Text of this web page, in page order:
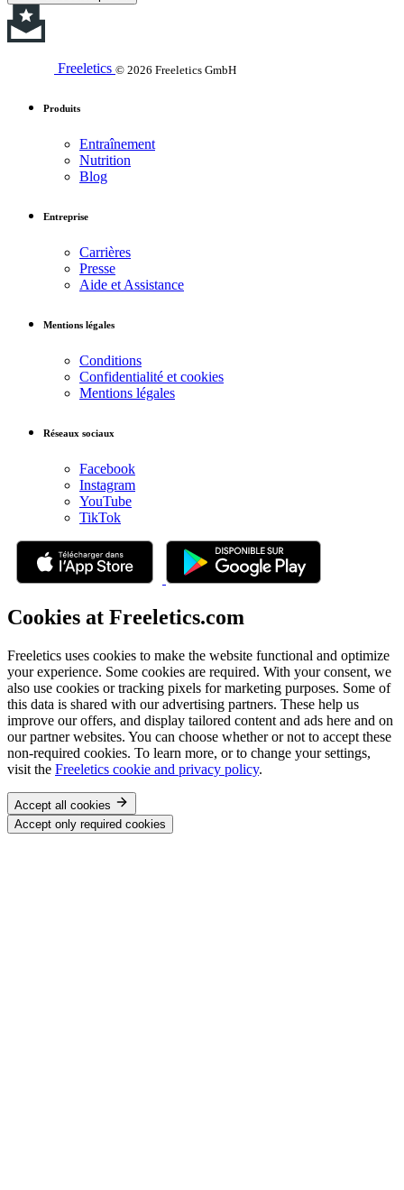
Freeletics © 2026 Freeletics GmbH
Produits
Entraînement
Nutrition
Blog
Entreprise
Carrières
Presse
Aide et Assistance
Mentions légales
Conditions
Confidentialité et cookies
Mentions légales
Réseaux sociaux
Facebook
Instagram
YouTube
TikTok
Cookies at Freeletics.com
Freeletics uses cookies to make the website functional and optimize
your experience. Some cookies are required. With your consent, we
also use cookies or tracking pixels for marketing purposes. Some of
this data is shared with our advertising partners. These help us
improve our offers, and display tailored content and ads here and on
our partner websites. You can choose whether or not to accept these
non-required cookies. To learn more, or to change your settings,
visit the Freeletics cookie and privacy policy.
Accept all cookies
Accept only required cookies